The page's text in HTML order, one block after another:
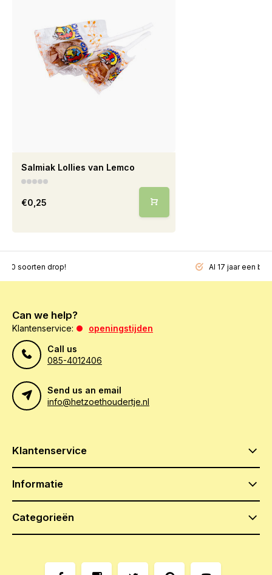
Salmiak Lollies van Lemco
€0,25
soorten drop! Al 17 jaar een
Can we help?
Klantenservice:
openingstijden
Call us
085-4012406
Send us an email
info@hetzoethoudertje.nl
Klantenservice
Informatie
Categorieën